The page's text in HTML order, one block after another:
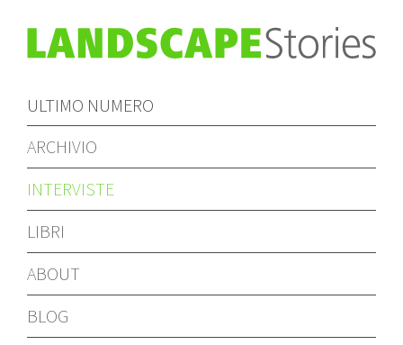
ULTIMO NUMERO
ARCHIVIO
INTERVISTE
LIBRI
ABOUT
BLOG